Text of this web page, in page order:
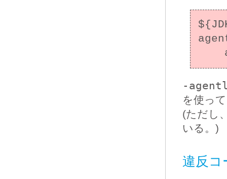
-
を使っ
(ただし
いる。)
違反コ